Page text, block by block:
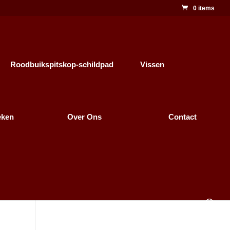
0 items
Roodbuikspitskop-schildpad Vissen
Over Ons Contact